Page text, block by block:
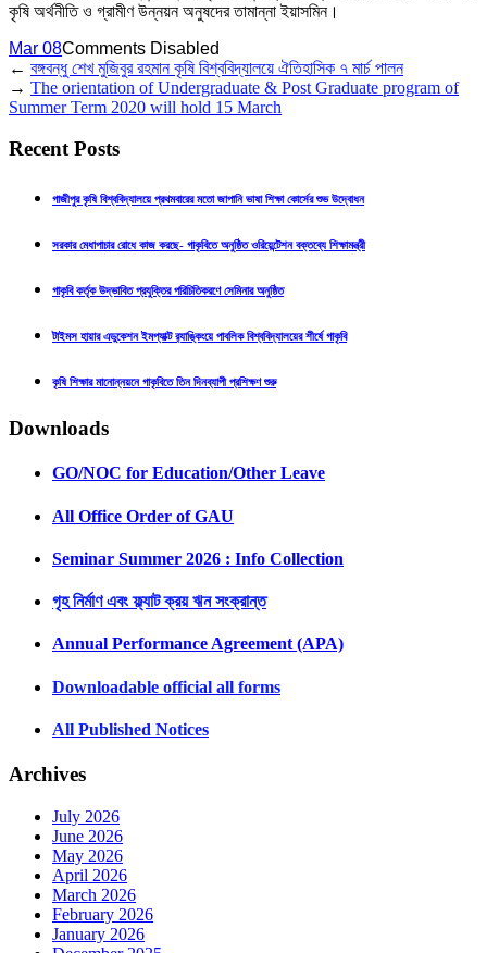
কৃষি অর্থনীতি ও গ্রামীণ উন্নয়ন অনুষদের তামান্না ইয়াসমিন।
Mar 08Comments Disabled
← বঙ্গবন্ধু শেখ মুজিবুর রহমান কৃষি বিশ্ববিদ্যালয়ে ঐতিহাসিক ৭ মার্চ পালন
→ The orientation of Undergraduate & Post Graduate program of
Summer Term 2020 will hold 15 March
Recent Posts
গাজীপুর কৃষি বিশ্ববিদ্যালয়ে প্রথমবারের মতো জাপানি ভাষা শিক্ষা কোর্সের শুভ উদ্বোধন
সরকার মেধাপাচার রোধে কাজ করছে- গাকৃবিতে অনুষ্ঠিত ওরিয়েন্টেশন বক্তব্যে শিক্ষামন্ত্রী
গাকৃবি কর্তৃক উদ্ভাবিত প্রযুক্তির পরিচিতিকরণে সেমিনার অনুষ্ঠিত
টাইমস হায়ার এডুকেশন ইমপ্যাক্ট র‍্যাঙ্কিংয়ে পাবলিক বিশ্ববিদ্যালয়ের শীর্ষে গাকৃবি
কৃষি শিক্ষার মানোন্নয়নে গাকৃবিতে তিন দিনব্যাপী প্রশিক্ষণ শুরু
Downloads
GO/NOC for Education/Other Leave
All Office Order of GAU
Seminar Summer 2026 : Info Collection
গৃহ নির্মাণ এবং ফ্ল্যাট ক্রয় ঋন সংক্রান্ত
Annual Performance Agreement (APA)
Downloadable official all forms
All Published Notices
Archives
July 2026
June 2026
May 2026
April 2026
March 2026
February 2026
January 2026